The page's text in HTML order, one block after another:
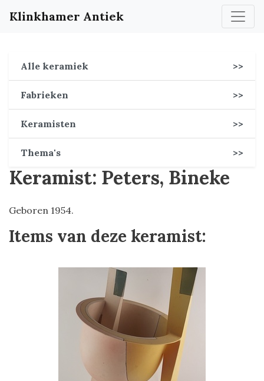
Klinkhamer Antiek
Alle keramiek >>
Fabrieken >>
Keramisten >>
Thema's >>
Keramist: Peters, Bineke
Geboren 1954.
Items van deze keramist: